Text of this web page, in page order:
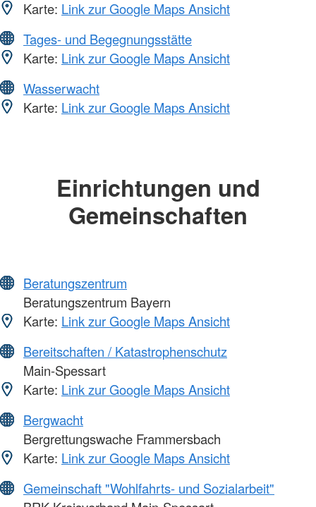
Karte: Link zur Google Maps Ansicht
Tages- und Begegnungsstätte
Karte: Link zur Google Maps Ansicht
Wasserwacht
Karte: Link zur Google Maps Ansicht
Einrichtungen und
Gemeinschaften
Beratungszentrum
Beratungszentrum Bayern
Karte: Link zur Google Maps Ansicht
Bereitschaften / Katastrophenschutz
Main-Spessart
Karte: Link zur Google Maps Ansicht
Bergwacht
Bergrettungswache Frammersbach
Karte: Link zur Google Maps Ansicht
Gemeinschaft "Wohlfahrts- und Sozialarbeit"